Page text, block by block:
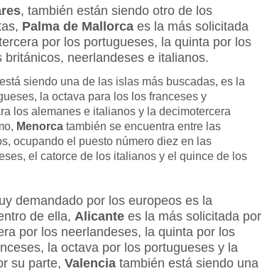
, también están siendo otro de los
Palma de Mallorca es la más solicitada
por los portugueses, la quinta por los
neerlandeses e italianos.
siendo una de las islas más buscadas, es la
la octava para los los franceses y
los alemanes e italianos y la decimotercera
Menorca también se encuentra entre las
ocupando el puesto número diez en las
el catorce de los italianos y el quince de los
demandado por los europeos es la
de ella, Alicante es la más solicitada por
por los neerlandeses, la quinta por los
la octava por los portugueses y la
su parte, Valencia también está siendo una